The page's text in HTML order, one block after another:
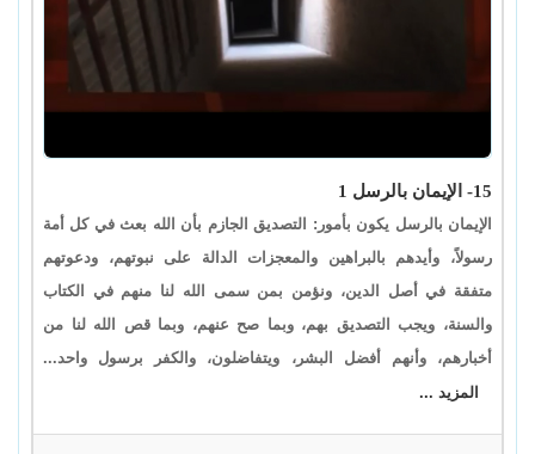
15- الإيمان بالرسل 1
الإيمان بالرسل يكون بأمور: التصديق الجازم بأن الله بعث في كل أمة
رسولاً، وأيدهم بالبراهين والمعجزات الدالة على نبوتهم، ودعوتهم
متفقة في أصل الدين، ونؤمن بمن سمى الله لنا منهم في الكتاب
والسنة، ويجب التصديق بهم، وبما صح عنهم، وبما قص الله لنا من
أخبارهم، وأنهم أفضل البشر، ويتفاضلون، والكفر برسول واحد...
المزيد ...